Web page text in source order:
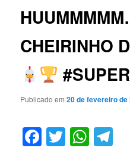
CHEIRINHO
Publicado em20 de fevereiro de
Facebook
Twitter